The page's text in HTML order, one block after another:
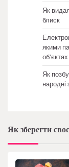
Як
блиск
якими
об’єктах
Як
народні
Як зберегти